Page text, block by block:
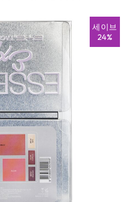
세이브
24%